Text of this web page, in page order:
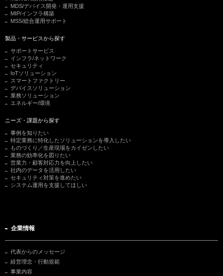
MDS/デバイス開発・運用支援
MIP/インフラ構築
MSS/総合運用サポート
製品・サービスから探す
サポートサービス
インフラ/ネットワーク
セキュリティ
IoTソリューション
スマートファクトリー
デバイスソリューション
業務ソリューション
エネルギー/環境
ニーズ・課題から探す
事例を知りたい
特定業務に特化したソリューションを導入したい
ものづくり／生産現場をカイゼンしたい
業務の効率化を図りたい
営業力・顧客対応力を向上したい
社内のデータを活用したい
セキュリティ対策を進めたい
システム運用を支援してほしい
企業情報
代表からのメッセージ
経営理念・行動規範
事業内容